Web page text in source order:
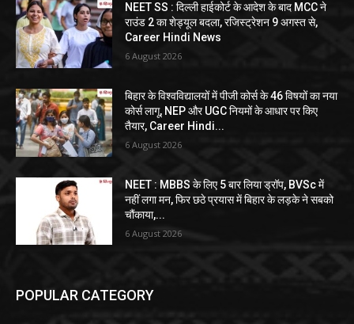
NEET SS : दिल्ली हाईकोर्ट के आदेश के बाद MCC ने
राउंड 2 का शेड्यूल बदला, रजिस्ट्रेशन 9 अगस्त से,
Career Hindi News
6 August 2026
बिहार के विश्वविद्यालयों में पीजी कोर्स के 46 विषयों का नया
कोर्स लागू, NEP और UGC नियमों के आधार पर किए
तैयार, Career Hindi...
6 August 2026
NEET : MBBS के लिए 5 बार लिया ड्रॉप, BVSc में
नहीं लगा मन, फिर छठे प्रयास में बिहार के लड़के ने सबको
चौंकाया,...
6 August 2026
POPULAR CATEGORY